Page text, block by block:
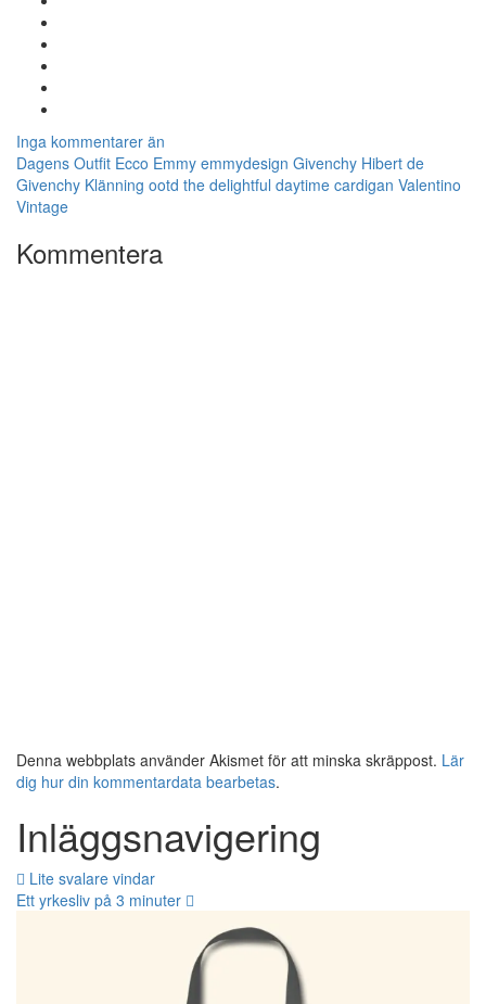
Inga kommentarer än
Dagens Outfit Ecco Emmy emmydesign Givenchy Hibert de
Givenchy Klänning ootd the delightful daytime cardigan Valentino
Vintage
Kommentera
Denna webbplats använder Akismet för att minska skräppost. Lär
dig hur din kommentardata bearbetas.
Inläggsnavigering
Lite svalare vindar
Ett yrkesliv på 3 minuter